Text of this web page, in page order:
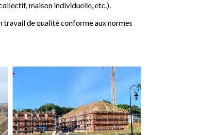
maison individuelle, etc.).
de qualité conforme aux normes